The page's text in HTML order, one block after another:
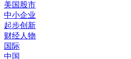
美国股市
中小企业
起步创新
财经人物
国际
中国